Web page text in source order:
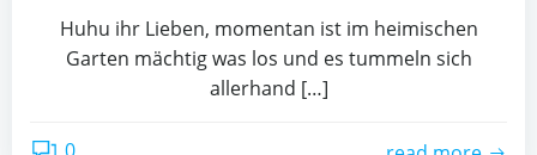
Huhu ihr Lieben, momentan ist im heimischen
Garten mächtig was los und es tummeln sich
allerhand […]